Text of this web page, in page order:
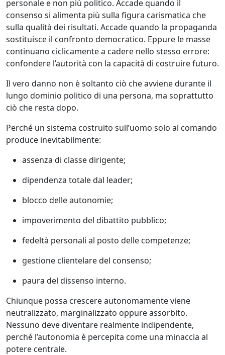
personale e non più politico. Accade quando il
consenso si alimenta più sulla figura carismatica che
sulla qualità dei risultati. Accade quando la propaganda
sostituisce il confronto democratico. Eppure le masse
continuano ciclicamente a cadere nello stesso errore:
confondere l’autorità con la capacità di costruire futuro.
Il vero danno non è soltanto ciò che avviene durante il
lungo dominio politico di una persona, ma soprattutto
ciò che resta dopo.
Perché un sistema costruito sull’uomo solo al comando
produce inevitabilmente:
assenza di classe dirigente;
dipendenza totale dal leader;
blocco delle autonomie;
impoverimento del dibattito pubblico;
fedeltà personali al posto delle competenze;
gestione clientelare del consenso;
paura del dissenso interno.
Chiunque possa crescere autonomamente viene
neutralizzato, marginalizzato oppure assorbito.
Nessuno deve diventare realmente indipendente,
perché l’autonomia è percepita come una minaccia al
potere centrale.